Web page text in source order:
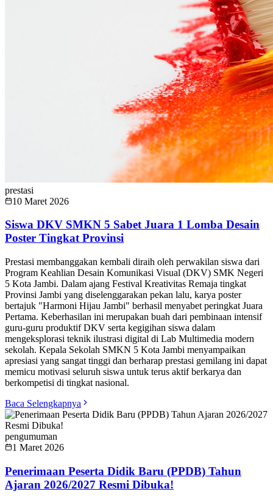
prestasi
10 Maret 2026
Siswa DKV SMKN 5 Sabet Juara 1 Lomba Desain
Poster Tingkat Provinsi
Prestasi membanggakan kembali diraih oleh perwakilan siswa dari
Program Keahlian Desain Komunikasi Visual (DKV) SMK Negeri
5 Kota Jambi. Dalam ajang Festival Kreativitas Remaja tingkat
Provinsi Jambi yang diselenggarakan pekan lalu, karya poster
bertajuk "Harmoni Hijau Jambi" berhasil menyabet peringkat Juara
Pertama. Keberhasilan ini merupakan buah dari pembinaan intensif
guru-guru produktif DKV serta kegigihan siswa dalam
mengeksplorasi teknik ilustrasi digital di Lab Multimedia modern
sekolah. Kepala Sekolah SMKN 5 Kota Jambi menyampaikan
apresiasi yang sangat tinggi dan berharap prestasi gemilang ini dapat
memicu motivasi seluruh siswa untuk terus aktif berkarya dan
berkompetisi di tingkat nasional.
Baca Selengkapnya
pengumuman
1 Maret 2026
Penerimaan Peserta Didik Baru (PPDB) Tahun
Ajaran 2026/2027 Resmi Dibuka!